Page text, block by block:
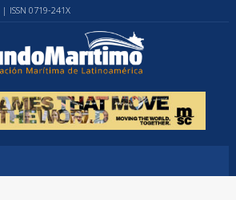
| ISSN 0719-241X